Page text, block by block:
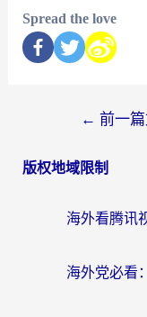
Spread the love
← 前一
版权地域限制